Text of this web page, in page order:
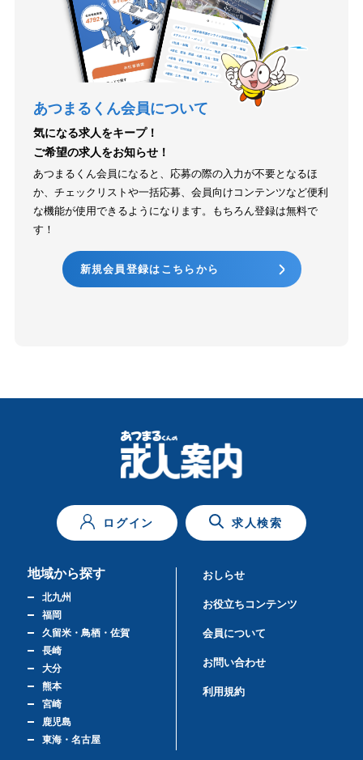
あつまるくん会員について
気になる求人をキープ！
ご希望の求人をお知らせ！
あつまるくん会員になると、応募の際の入力が不要となるほ
か、チェックリストや一括応募、会員向けコンテンツなど便利
な機能が使用できるようになります。もちろん登録は無料で
す！
新規会員登録はこちらから
ログイン 求人検索
地域から探す
北九州
福岡
久留米・鳥栖・佐賀
長崎
大分
熊本
宮崎
鹿児島
東海・名古屋
おしらせ
お役立ちコンテンツ
会員について
お問い合わせ
利用規約